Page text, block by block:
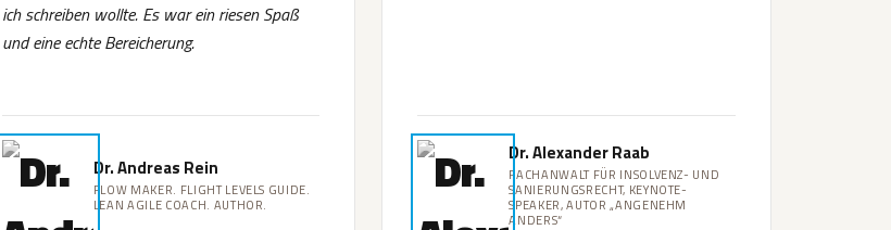
ich schreiben wollte. Es war ein riesen Spaß
und eine echte Bereicherung.
Dr. Andreas Rein
FLOW MAKER. FLIGHT LEVELS GUIDE.
LEAN AGILE COACH. AUTHOR.
Dr. Alexander Raab
FACHANWALT FÜR INSOLVENZ- UND
SANIERUNGSRECHT, KEYNOTE-
SPEAKER, AUTOR „ANGENEHM
ANDERS“